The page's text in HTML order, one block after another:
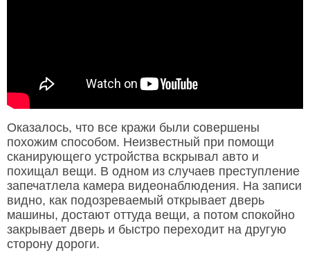
Оказалось, что все кражи были совершены
похожим способом. Неизвестный при помощи
сканирующего устройства вскрывал авто и
похищал вещи. В одном из случаев преступление
запечатлела камера видеонаблюдения. На записи
видно, как подозреваемый открывает дверь
машины, достают оттуда вещи, а потом спокойно
закрывает дверь и быстро переходит на другую
сторону дороги.